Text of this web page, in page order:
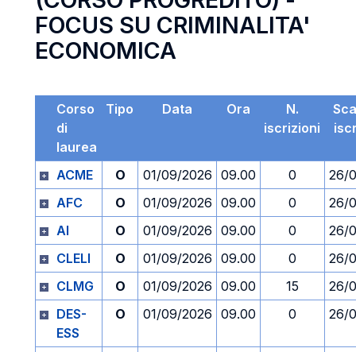
FOCUS SU CRIMINALITA'
ECONOMICA
Corso
di
laurea
Tipo Data Ora
N.
iscrizioni
ACME O 01/09/2026 09.00 0
26/
AFC
O 01/09/2026 09.00 0
26/
AI
O 01/09/2026 09.00 0
26/
CLELI
O 01/09/2026 09.00 0
26/
CLMG
O 01/09/2026 09.00 15
26/
DES-
ESS
O 01/09/2026 09.00 0 26/